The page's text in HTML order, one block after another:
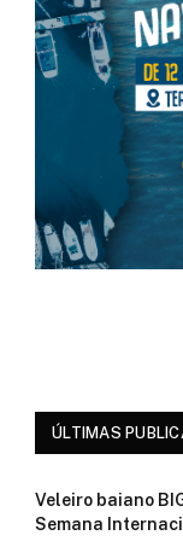
ÚLTIMAS
Veleiro baiano
Semana